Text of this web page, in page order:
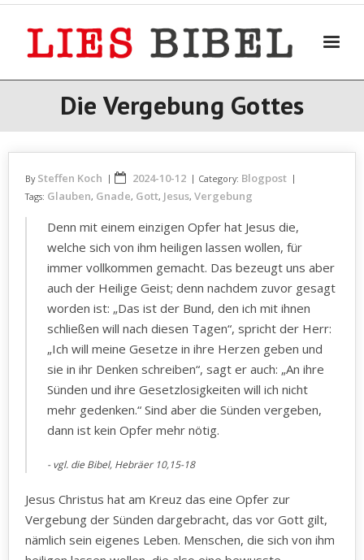
Skip
Die Vergebung Gottes
By Steffen Koch 2024-10-12 Category: Blogpost
Tags: Glauben, Gnade, Gott, Jesus, Vergebung
Denn mit einem einzigen Opfer hat Jesus die,
welche sich von ihm heiligen lassen wollen, für
immer vollkommen gemacht. Das bezeugt uns aber
auch der Heilige Geist; denn nachdem zuvor gesagt
worden ist: „Das ist der Bund, den ich mit ihnen
schließen will nach diesen Tagen“, spricht der Herr:
„Ich will meine Gesetze in ihre Herzen geben und
sie in ihr Denken schreiben“, sagt er auch: „An ihre
Sünden und ihre Gesetzlosigkeiten will ich nicht
mehr gedenken.“ Sind aber die Sünden vergeben,
dann ist kein Opfer mehr nötig.
vgl. die Bibel, Hebräer 10,15-18
Jesus Christus hat am Kreuz das eine Opfer zur
Vergebung der Sünden dargebracht, das vor Gott gilt,
nämlich sein eigenes Leben. Menschen, die sich von ihm